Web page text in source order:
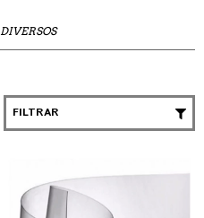
DIVERSOS
FILTRAR